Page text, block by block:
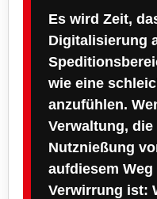
Es wird Zeit,
Digitalisierung
wie eine
anzufühlen.
Verwaltung, die
Nutznießung
aufdiesem
Verwirrung ist: